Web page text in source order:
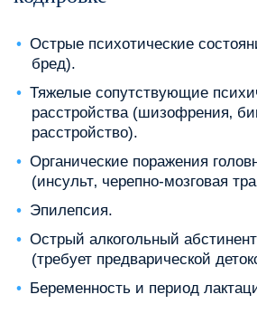
Острые психотические
бред).
Тяжелые сопутствующие
расстройства (шизофрения‚
расстройство).
Органические поражения
(инсульт‚ черепно-мозговая
Эпилепсия.
Острый алкогольный
(требует предварической
Беременность и период